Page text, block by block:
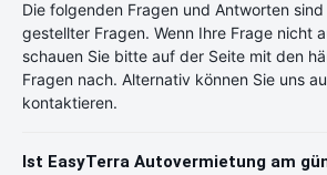
Die folgenden Fragen und Antworten
gestellter Fragen. Wenn Ihre Frage nicht
schauen Sie bitte auf der Seite mit den
Fragen nach. Alternativ können Sie uns
kontaktieren.
Ist EasyTerra Autovermietung am